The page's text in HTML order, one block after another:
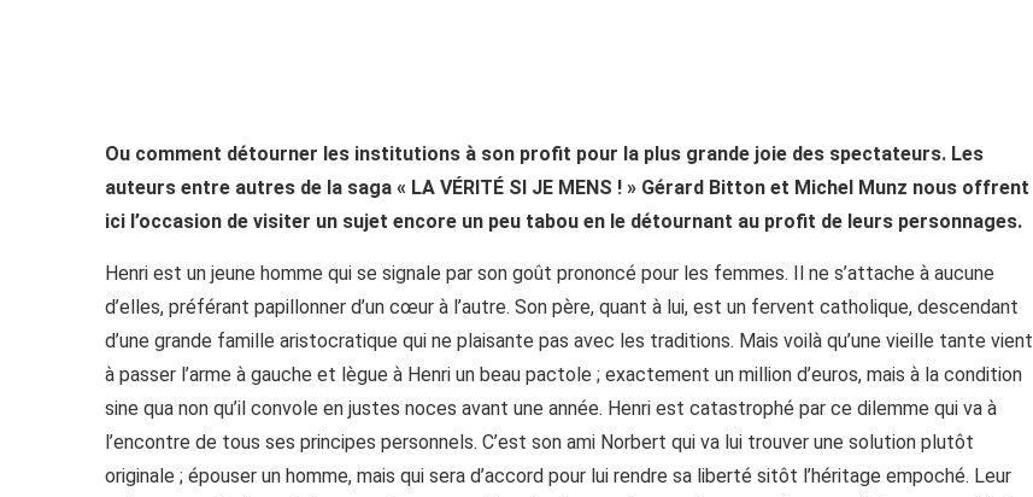
Ou comment détourner les institutions à son profit pour la plus grande joie des spectateurs. Les
auteurs entre autres de la saga « LA VÉRITÉ SI JE MENS ! » Gérard Bitton et Michel Munz nous offrent
ici l’occasion de visiter un sujet encore un peu tabou en le détournant au profit de leurs personnages.
Henri est un jeune homme qui se signale par son goût prononcé pour les femmes. Il ne s’attache à aucune
d’elles, préférant papillonner d’un cœur à l’autre. Son père, quant à lui, est un fervent catholique, descendant
d’une grande famille aristocratique qui ne plaisante pas avec les traditions. Mais voilà qu’une vieille tante vient
à passer l’arme à gauche et lègue à Henri un beau pactole ; exactement un million d’euros, mais à la condition
sine qua non qu’il convole en justes noces avant une année. Henri est catastrophé par ce dilemme qui va à
l’encontre de tous ses principes personnels. C’est son ami Norbert qui va lui trouver une solution plutôt
originale ; épouser un homme, mais qui sera d’accord pour lui rendre sa liberté sitôt l’héritage empoché. Leur